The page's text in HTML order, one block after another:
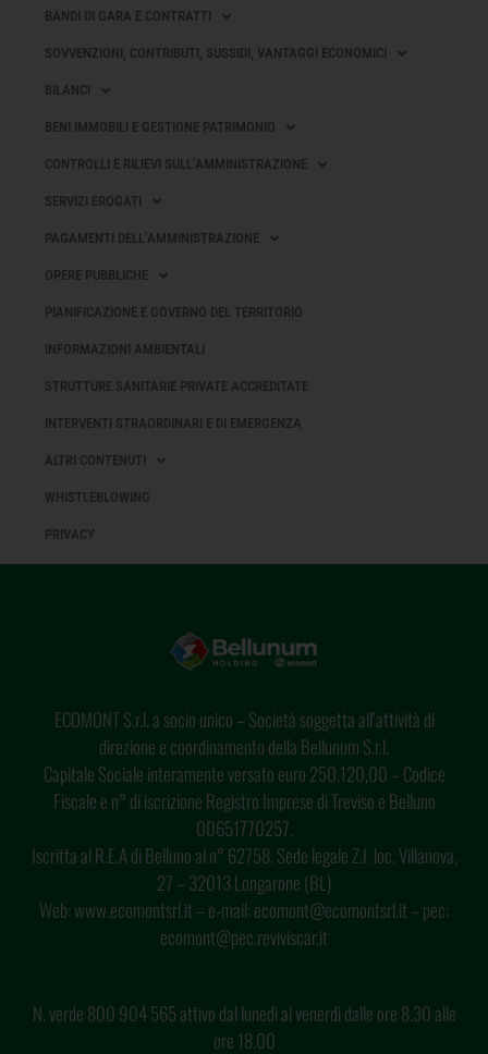
BANDI DI GARA E CONTRATTI
SOVVENZIONI, CONTRIBUTI, SUSSIDI, VANTAGGI ECONOMICI
BILANCI
BENI IMMOBILI E GESTIONE PATRIMONIO
CONTROLLI E RILIEVI SULL’AMMINISTRAZIONE
SERVIZI EROGATI
PAGAMENTI DELL’AMMINISTRAZIONE
OPERE PUBBLICHE
PIANIFICAZIONE E GOVERNO DEL TERRITORIO
INFORMAZIONI AMBIENTALI
STRUTTURE SANITARIE PRIVATE ACCREDITATE
INTERVENTI STRAORDINARI E DI EMERGENZA
ALTRI CONTENUTI
WHISTLEBLOWING
PRIVACY
ECOMONT S.r.l. a socio unico – Società soggetta all’attività di
direzione e coordinamento della Bellunum S.r.l.
Capitale Sociale interamente versato euro 250.120,00 – Codice
Fiscale e n° di iscrizione Registro Imprese di Treviso e Belluno
00651770257.
Iscritta al R.E.A di Belluno al n° 62758. Sede legale Z.I. loc. Villanova,
27 – 32013 Longarone (BL)
Web: www.ecomontsrl.it – e-mail: ecomont@ecomontsrl.it – pec:
ecomont@pec.reviviscar.it
N. verde 800 904 565 attivo dal lunedì al venerdì dalle ore 8.30 alle
ore 18.00